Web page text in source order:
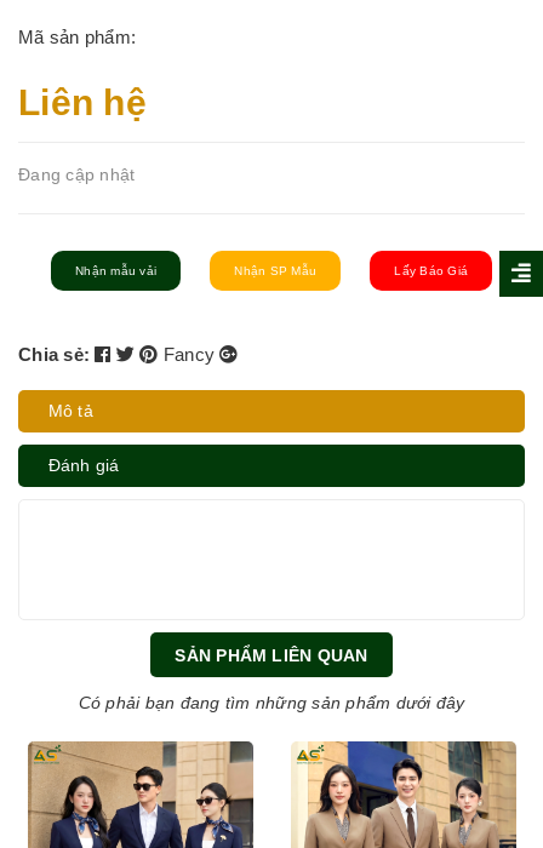
Mã sản phẩm:
Liên hệ
Đang cập nhật
Nhận mẫu vải Nhận SP Mẫu Lấy Báo Giá
Chia sẻ: Fancy
Mô tả
Đánh giá
SẢN PHẨM LIÊN QUAN
Có phải bạn đang tìm những sản phẩm dưới đây